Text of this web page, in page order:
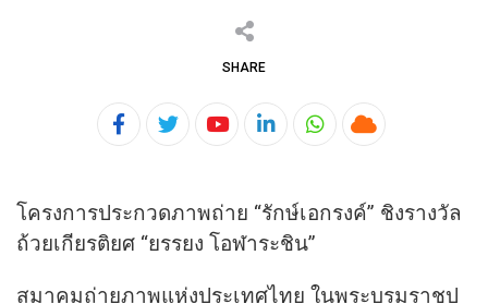
SHARE
YoutubeLinkedInWhatsapp
Cloud
โครงการประกวดภาพถ่าย “รักษ์เอกรงค์” ชิงรางวัล
ถ้วยเกียรติยศ “ยรรยง โอฬาระชิน”
สมาคมถ่ายภาพแห่งประเทศไทย ในพระบรมราชูป